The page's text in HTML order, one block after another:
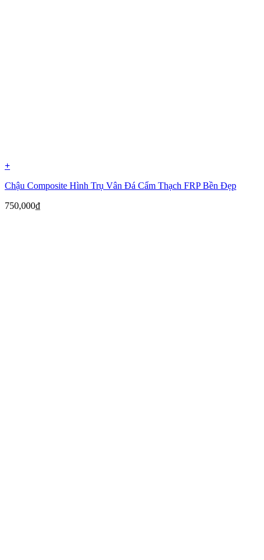
+
Chậu Composite Hình Trụ Vân Đá Cẩm Thạch FRP Bền Đẹp
750,000₫